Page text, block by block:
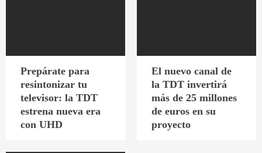
Prepárate para
resintonizar tu
televisor: la TDT
estrena nueva era
con UHD
El nuevo canal de
la TDT invertirá
más de 25 millones
de euros en su
proyecto